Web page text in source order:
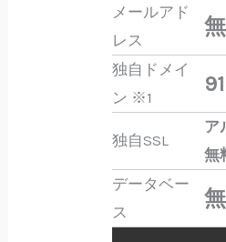
メールアド
レス
独自ドメイ
ン ※1
91
独自SSL
ア
無
データベー
ス